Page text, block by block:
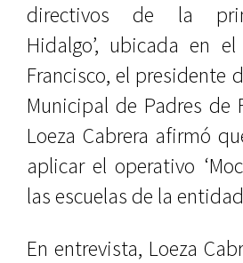
directivos de la
Hidalgo’, ubicada en
Francisco, el presidente
Municipal de Padres de
Loeza Cabrera afirmó
aplicar el operativo
las escuelas de la
En entrevista, Loeza